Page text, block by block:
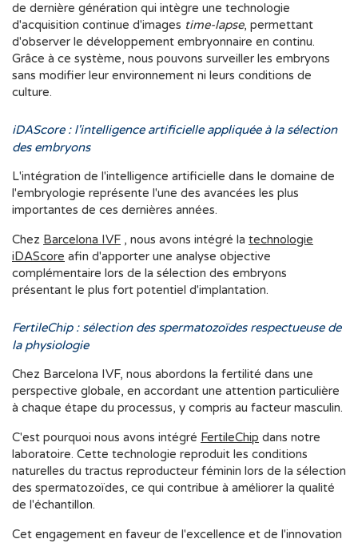
de dernière génération qui intègre une technologie
d'acquisition continue d'images time-lapse, permettant
d'observer le développement embryonnaire en continu.
Grâce à ce système, nous pouvons surveiller les embryons
sans modifier leur environnement ni leurs conditions de
culture.
iDAScore : l'intelligence artificielle appliquée à la sélection
des embryons
L'intégration de l'intelligence artificielle dans le domaine de
l'embryologie représente l'une des avancées les plus
importantes de ces dernières années.
Chez Barcelona IVF , nous avons intégré la technologie
iDAScore afin d'apporter une analyse objective
complémentaire lors de la sélection des embryons
présentant le plus fort potentiel d'implantation.
FertileChip : sélection des spermatozoïdes respectueuse de
la physiologie
Chez Barcelona IVF, nous abordons la fertilité dans une
perspective globale, en accordant une attention particulière
à chaque étape du processus, y compris au facteur masculin.
C'est pourquoi nous avons intégré FertileChip dans notre
laboratoire. Cette technologie reproduit les conditions
naturelles du tractus reproducteur féminin lors de la sélection
des spermatozoïdes, ce qui contribue à améliorer la qualité
de l'échantillon.
Cet engagement en faveur de l'excellence et de l'innovation